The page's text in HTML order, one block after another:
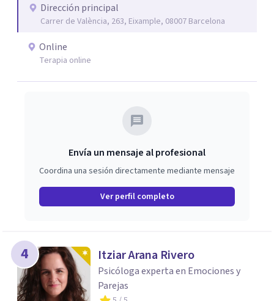
el trauma, la depresión y otros retos emocionales, así
como procesos de crecimiento personal y
respetuoso, humano y orientado a generar un espacio de
Dirección principal
Carrer de València, 263, Eixample, 08007 Barcelona
Online
Terapia online
Envía un mensaje al profesional
Coordina una sesión directamente mediante mensaje
Ver perfil completo
4 Itziar Arana Rivero
Psicóloga experta en Emociones y
Parejas